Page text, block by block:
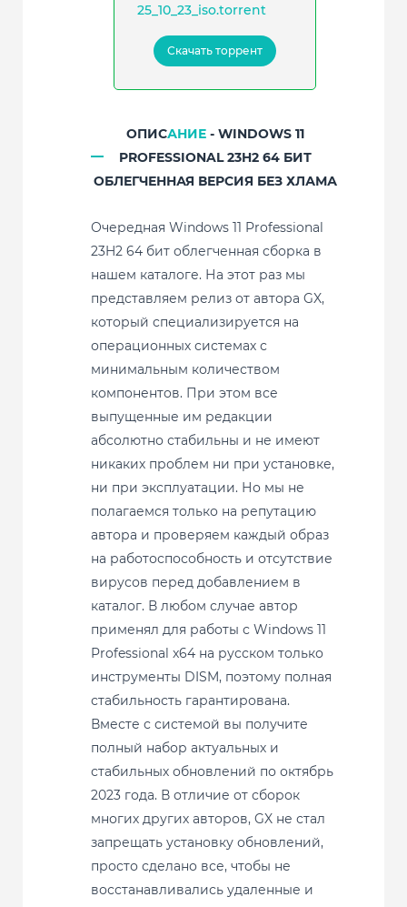
25_10_23_iso.torrent
Скачать торрент
ОПИСАНИЕ- WINDOWS 11
PROFESSIONAL 23H2 64 БИТ
ОБЛЕГЧЕННАЯ ВЕРСИЯ БЕЗ ХЛАМА
Очередная Windows 11 Professional
23H2 64 бит облегченная сборка в
нашем каталоге. На этот раз мы
представляем релиз от автора GX,
который специализируется на
операционных системах с
минимальным количеством
компонентов. При этом все
выпущенные им редакции
абсолютно стабильны и не имеют
никаких проблем ни при установке,
ни при эксплуатации. Но мы не
полагаемся только на репутацию
автора и проверяем каждый образ
на работоспособность и отсутствие
вирусов перед добавлением в
каталог. В любом случае автор
применял для работы с Windows 11
Professional x64 на русском только
инструменты DISM, поэтому полная
стабильность гарантирована.
Вместе с системой вы получите
полный набор актуальных и
стабильных обновлений по октябрь
2023 года. В отличие от сборок
многих других авторов, GX не стал
запрещать установку обновлений,
просто сделано все, чтобы не
восстанавливались удаленные и